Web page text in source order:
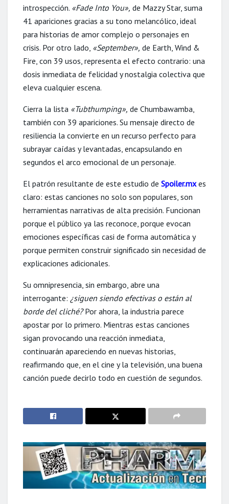
introspección. «Fade Into You», de Mazzy Star, suma
41 apariciones gracias a su tono melancólico, ideal
para historias de amor complejo o personajes en
crisis. Por otro lado, «September», de Earth, Wind &
Fire, con 39 usos, representa el efecto contrario: una
dosis inmediata de felicidad y nostalgia colectiva que
eleva cualquier escena.
Cierra la lista «Tubthumping», de Chumbawamba,
también con 39 apariciones. Su mensaje directo de
resiliencia la convierte en un recurso perfecto para
subrayar caídas y levantadas, encapsulando en
segundos el arco emocional de un personaje.
El patrón resultante de este estudio de Spoiler.mxes
claro: estas canciones no solo son populares, son
herramientas narrativas de alta precisión. Funcionan
porque el público ya las reconoce, porque evocan
emociones específicas casi de forma automática y
porque permiten construir significado sin necesidad de
explicaciones adicionales.
Su omnipresencia, sin embargo, abre una
interrogante: ¿siguen siendo efectivas o están al
borde del cliché?Por ahora, la industria parece
apostar por lo primero. Mientras estas canciones
sigan provocando una reacción inmediata,
continuarán apareciendo en nuevas historias,
reafirmando que, en el cine y la televisión, una buena
canción puede decirlo todo en cuestión de segundos.